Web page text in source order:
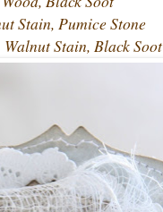
Stain, Pumice Stone
Stain, Black Soot